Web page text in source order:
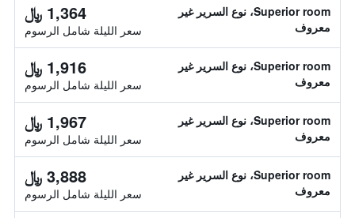
Superior room، نوع السرير غير
معروف
1,364 ﷼
سعر الليلة شامل الرسوم
Superior room، نوع السرير غير
معروف
1,916 ﷼
سعر الليلة شامل الرسوم
Superior room، نوع السرير غير
معروف
1,967 ﷼
سعر الليلة شامل الرسوم
Superior room، نوع السرير غير
معروف
3,888 ﷼
سعر الليلة شامل الرسوم